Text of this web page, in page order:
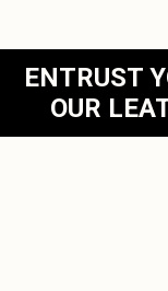
ENTRUST
OUR